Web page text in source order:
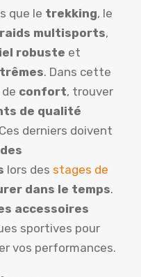
que le trekking, le
raids multisports,
robuste et
. Dans cette
confort, trouver
de qualité
derniers doivent
lors des stages de
dans le temps.
accessoires
sportives pour
vos performances.